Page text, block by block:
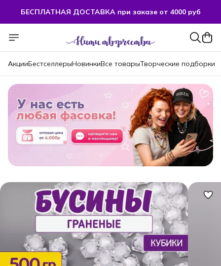
БЕСПЛАТНАЯ ДОСТАВКА при заказе от 4000 руб
БЕСПЛАТНАЯ ДОСТАВКА при заказе от 4000 руб
АкцииБестселлерыНовинкиВсе товарыТворческие подборки